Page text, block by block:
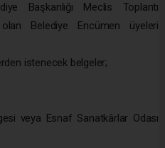
Başkanlığı Meclis Toplantı
Belediye Encümen üyeleri
istenecek belgeler;
veya Esnaf Sanatkârlar Odası